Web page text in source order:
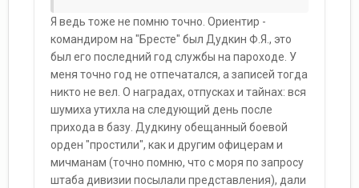
Я ведь тоже не помню точно. Ориентир -
командиром на "Бресте" был Дудкин Ф.Я., это
был его последний год службы на пароходе. У
меня точно год не отпечатался, а записей тогда
никто не вел. О наградах, отпусках и тайнах: вся
шумиха утихла на следующий день после
прихода в базу. Дудкину обещанный боевой
орден "простили", как и другим офицерам и
мичманам (точно помню, что с моря по запросу
штаба дивизии посылали представления), дали